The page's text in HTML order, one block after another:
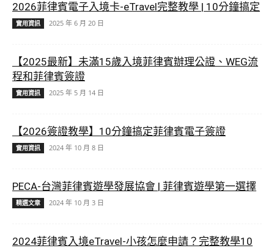
2026菲律賓電子入境卡-eTravel完整教學 | 10分鐘搞定
實用資訊 2025 年 6 月 20 日
【2025最新】未滿15歲入境菲律賓辦理公證、WEG流
程和菲律賓簽證
實用資訊 2025 年 5 月 14 日
【2026簽證教學】10分鐘搞定菲律賓電子簽證
實用資訊 2024 年 10 月 8 日
PECA-台灣菲律賓遊學發展協會 | 菲律賓遊學第一選擇
精選文章 2024 年 10 月 3 日
2024菲律賓入境eTravel-小孩怎麼申請？完整教學10